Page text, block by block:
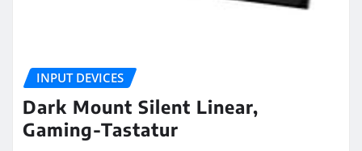
INPUT DEVICES
Dark Mount Silent Linear,
Gaming-Tastatur